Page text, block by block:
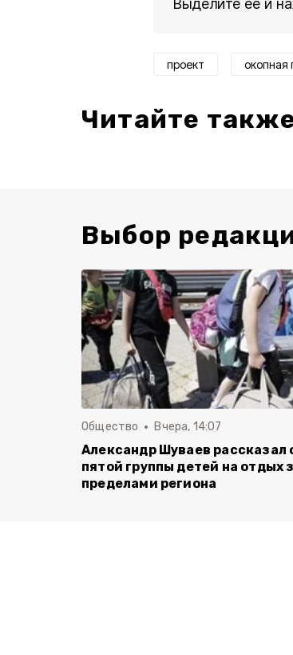
Выделите ее и
проект окопная
Читайте
Выбор
Общество Вчера, 14:07
Александр Шуваев рассказал
пятой группы детей на отдых
пределами региона